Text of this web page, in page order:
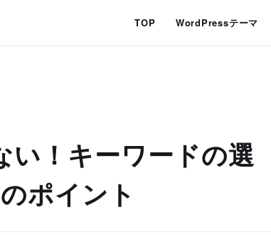
TOP WordPressテーマ
い！キーワードの選
ポイント